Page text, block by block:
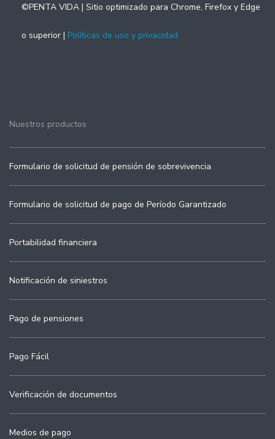
©PENTA VIDA | Sitio optimizado para Chrome, Firefox y Edge
o superior | Políticas de uso y privacidad
Nuestros productos
Formulario de solicitud de pensión de sobrevivencia
Formulario de solicitud de pago de Período Garantizado
Portabilidad financiera
Notificación de siniestros
Pago de pensiones
Pago Fácil
Verificación de documentos
Medios de pago